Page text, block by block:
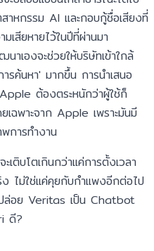
าหกรรม AI และกอบกู้ชื่อเสียงที่
สียหายไว้ในปีที่ผ่านมา
องจะช่วยให้บริษัทเข้าใกล้
รค้นหา' มากขึ้น การนำเสนอ
ต้องตระหนักว่าผู้ใช้ก็
ฉพาะจาก Apple เพราะมันมี
การทำงาน
เติบโตเกินกว่าแค่การตั้งเวลา
ง ไม่ใช่แค่คุยกับกำแพงอีกต่อไป
อย Veritas เป็น Chatbot
ดี?